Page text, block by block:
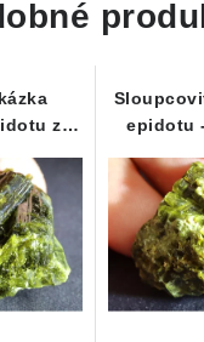
ze
epidotu